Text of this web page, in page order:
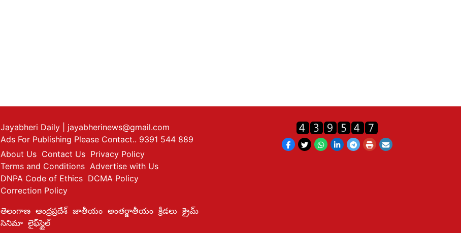
Jayabheri Daily
| jayabherinews@gmail.com
Ads For Publishing Please Contact.. 9391 544 889
About Us Contact Us Privacy Policy
Terms and Conditions Advertise with Us
DNPA Code of Ethics DCMA Policy
Correction Policy
తెలంగాణ ఆంద్రప్రదేశ్ జాతీయం అంతర్జాతీయం క్రీడలు క్రైమ్
సినిమా లైఫ్‌స్టైల్